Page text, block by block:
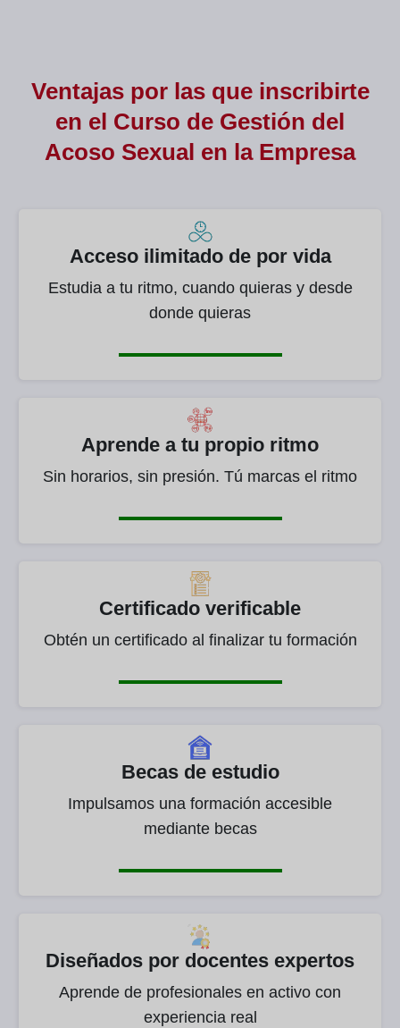
Ventajas por las que inscribirte
en el Curso de Gestión del
Acoso Sexual en la Empresa
Acceso ilimitado de por vida
Estudia a tu ritmo, cuando quieras y desde
donde quieras
Aprende a tu propio ritmo
Sin horarios, sin presión. Tú marcas el ritmo
Certificado verificable
Obtén un certificado al finalizar tu formación
Becas de estudio
Impulsamos una formación accesible
mediante becas
Diseñados por docentes expertos
Aprende de profesionales en activo con
experiencia real